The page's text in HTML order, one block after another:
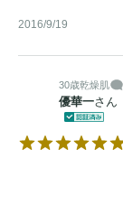
2016/9/19
30歳乾燥肌
優華一さん